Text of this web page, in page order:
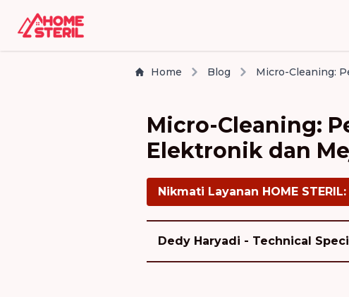
Home Blog
Micro-Cleaning:
Elektronik dan
Nikmati Layanan HOME
Dedy Haryadi - Technical